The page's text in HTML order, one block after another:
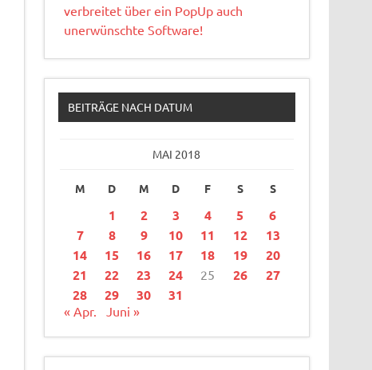
verbreitet über ein PopUp auch
unerwünschte Software!
BEITRÄGE NACH DATUM
MAI 2018
M D M D F S S
1 2 3 4 5
6
7
8 9 10 11 12
13
14
15 16 17 18 19
20
21
22 23 24 25 26
27
28
29 30 31
« Apr. Juni »